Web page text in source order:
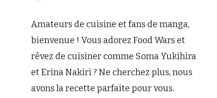
:
Bénédicte
Nakiri
chez
Amateurs de cuisine et fans de manga,
bienvenue ! Vous adorez Food Wars et
rêvez de cuisiner comme Soma Yukihira
et Erina Nakiri ? Ne cherchez plus, nous
avons la recette parfaite pour vous.